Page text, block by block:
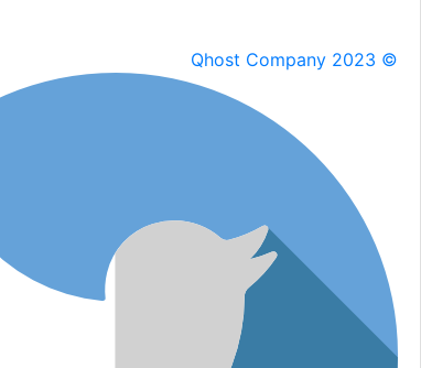
Qhost Company 2023 ©